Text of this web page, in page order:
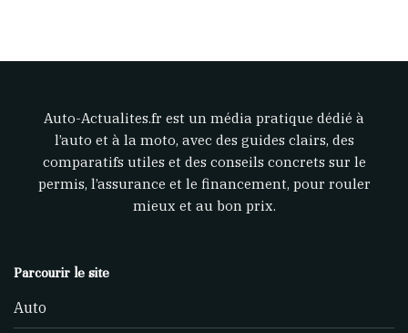
Auto-Actualites.fr est un média pratique dédié à
l’auto et à la moto, avec des guides clairs, des
comparatifs utiles et des conseils concrets sur le
permis, l’assurance et le financement, pour rouler
mieux et au bon prix.
Parcourir le site
Auto